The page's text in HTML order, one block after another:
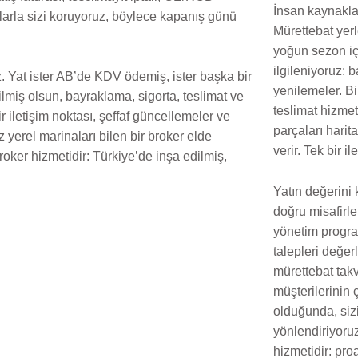
sizi koruyoruz, böylece kapanış günü
Yat ister AB’de KDV ödemiş, ister başka bir
olsun, bayraklama, sigorta, teslimat ve
iletişim noktası, şeffaf güncellemeler ve
yerel marinaları bilen bir broker elde
hizmetidir: Türkiye’de inşa edilmiş,
İnsan
Mürettebat
yoğun sezon
ilgileniyoruz:
yenilemeler.
teslimat
parçaları
verir. Tek bir
Yatın değerini
doğru
yönetim
talepleri
mürettebat
müşterilerinin
olduğunda,
hizmetidir: